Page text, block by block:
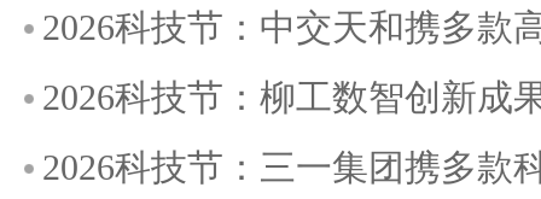
2026科技节：中交天和携多款
2026科技节：柳工数智创新成
2026科技节：三一集团携多款